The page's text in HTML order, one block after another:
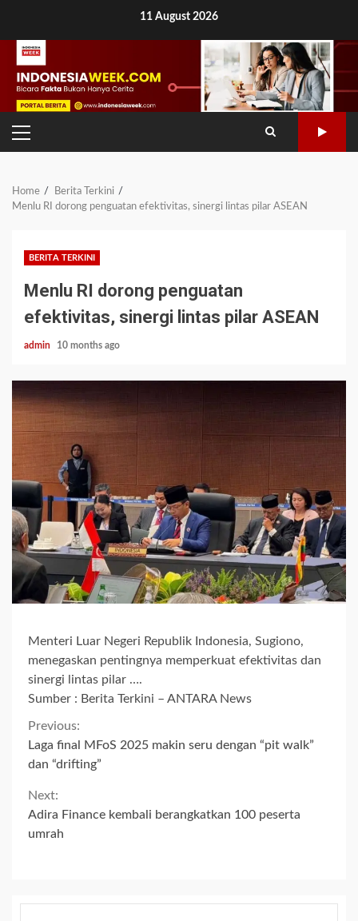
content
11 August 2026
PRIMARY
MENU
Home
Berita Terkini
Menlu RI dorong penguatan efektivitas, sinergi lintas pilar ASEAN
BERITA TERKINI
Menlu RI dorong penguatan
efektivitas, sinergi lintas pilar ASEAN
admin 10 months ago
Menteri Luar Negeri Republik Indonesia, Sugiono,
menegaskan pentingnya memperkuat efektivitas dan
sinergi lintas pilar ….
Sumber : Berita Terkini – ANTARA News
Continue
Reading
Previous:
Laga final MFoS 2025 makin seru dengan “pit walk”
dan “drifting”
Next:
Adira Finance kembali berangkatkan 100 peserta
umrah